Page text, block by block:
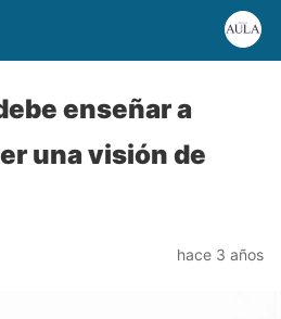
enseñar a
una visión de
hace 3 años